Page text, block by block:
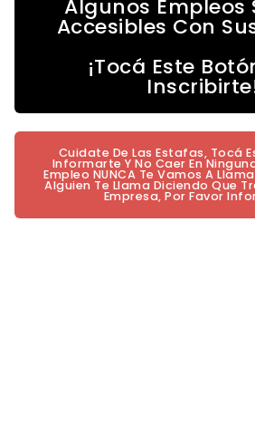
Algunos Empleos
Accesibles Con
¡Tocá Este
Cuidate De Las Estafas, Tocá
Informarte Y No Caer En
Empleo NUNCA Te Vamos A
Alguien Te Llama Diciendo Que
Empresa, Por Favor